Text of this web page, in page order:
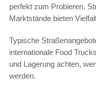
perfekt zum Probieren.
Marktstände bieten
Typische
internationale Food
und Lagerung achten,
werden.